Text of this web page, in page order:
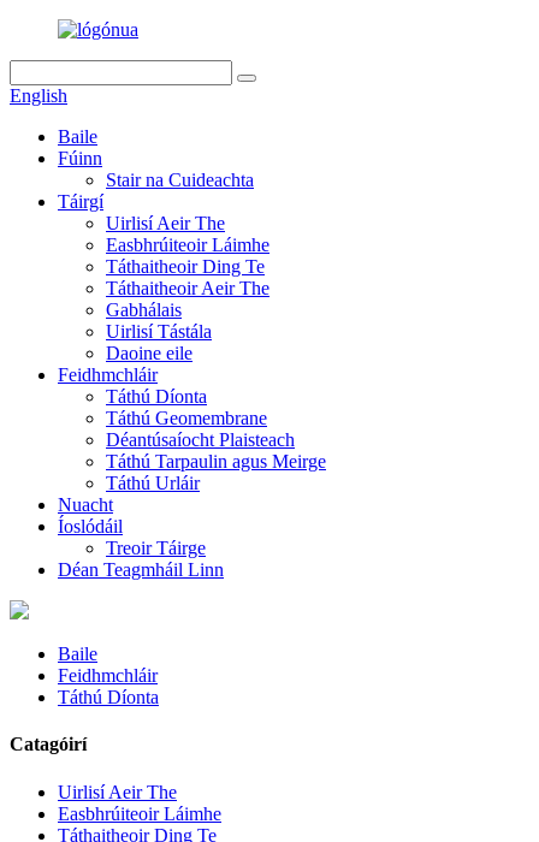
English
Baile
Fúinn
Stair na Cuideachta
Táirgí
Uirlisí Aeir The
Easbhrúiteoir Láimhe
Táthaitheoir Ding Te
Táthaitheoir Aeir The
Gabhálais
Uirlisí Tástála
Daoine eile
Feidhmchláir
Táthú Díonta
Táthú Geomembrane
Déantúsaíocht Plaisteach
Táthú Tarpaulin agus Meirge
Táthú Urláir
Nuacht
Íoslódáil
Treoir Táirge
Déan Teagmháil Linn
Baile
Feidhmchláir
Táthú Díonta
Catagóirí
Uirlisí Aeir The
Easbhrúiteoir Láimhe
Táthaitheoir Ding Te